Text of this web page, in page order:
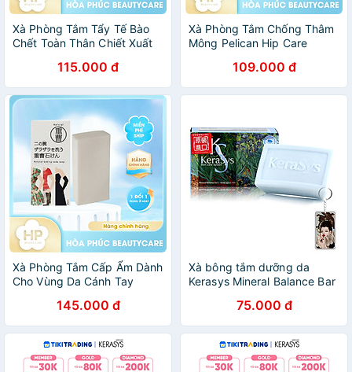
Xà Phòng Tắm Tẩy Tế Bào
Chết Toàn Thân Chiết Xuất
115.000 đ
Xà Phòng Tắm Chống Thâm
Mông Pelican Hip Care
Chết (80G)109.000 đ
Xà Phòng Tắm Cấp Ẩm Dành
Cho Vùng Da Cánh Tay
Soap 135g145.000 đ
Xà bông tắm dưỡng da
Kerasys Mineral Balance Bar
da dầu + Móc khoá
75.000 đ